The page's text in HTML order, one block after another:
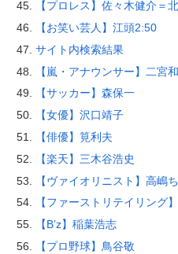
【プロレス】佐々木健介＝
【お笑い芸人】江頭2:50
サイト内検索結果
【嵐・アナウンサー】二宮
【サッカー】森保一
【女優】沢口靖子
【俳優】筧利夫
【楽天】三木谷浩史
【ヴァイオリニスト】高嶋
【ファーストリテイリング
【B’z】稲葉浩志
【プロ野球】鳥谷敬